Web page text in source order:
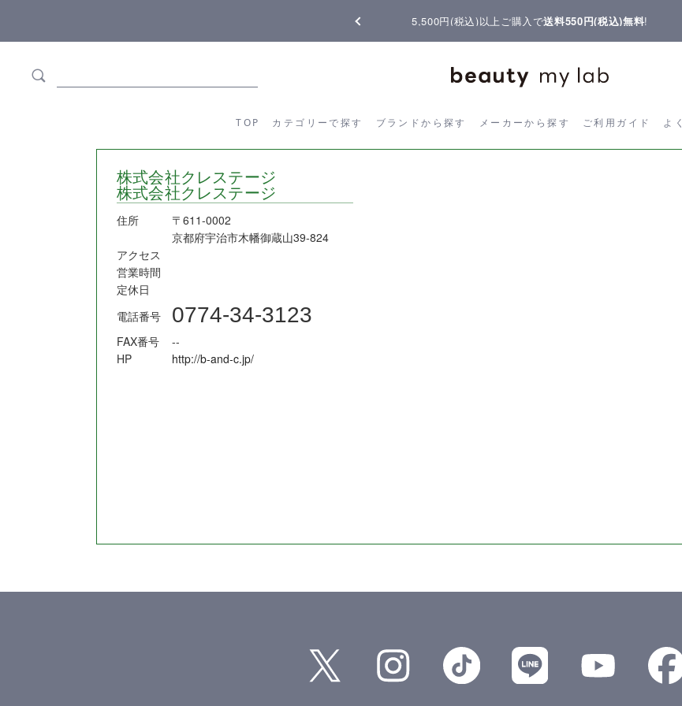
5,500円(税込)以上ご購入で送料550円(税込)無料!
TOP カテゴリーで探す ブランドから探す メーカーから探す ご利用ガイド よ
カテゴリーから探す ブランドから探す メーカーから探す ご利用ガイド
株式会社クレステージ
株式会社クレステージ
住所
〒611-0002
京都府宇治市木幡御蔵山39‐824
アクセス
営業時間
定休日
電話番号
0774-34-3123
FAX番号
--
HP
http://b-and-c.jp/